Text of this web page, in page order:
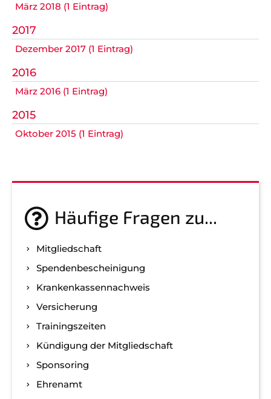
März 2018 (1 Eintrag)
2017
Dezember 2017 (1 Eintrag)
2016
März 2016 (1 Eintrag)
2015
Oktober 2015 (1 Eintrag)
Häufige Fragen zu...
Mitgliedschaft
Spenden­bescheinigung
Kranken­kassen­nachweis
Versicherung
Trainingszeiten
Kündigung der Mitgliedschaft
Sponsoring
Ehrenamt